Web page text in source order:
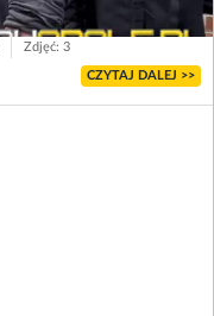
Zdjęć: 3
CZYTAJ DALEJ >>